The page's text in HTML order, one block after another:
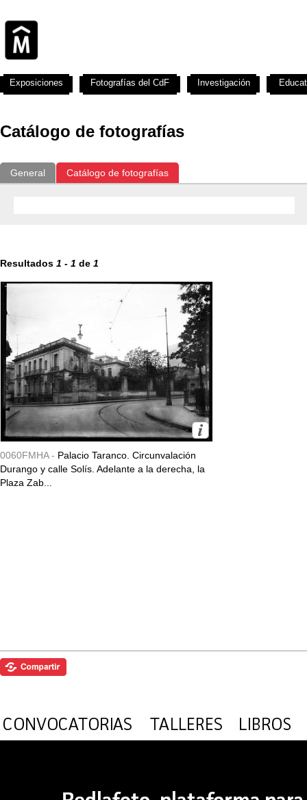
Catálogo de fotografías
General Catálogo de fotografías
Resultados 1 - 1 de 1
0060FMHA - Palacio Taranco. Circunvalación
Durango y calle Solís. Adelante a la derecha, la
Plaza Zab...
Exposiciones Fotografías del CdF Investigación